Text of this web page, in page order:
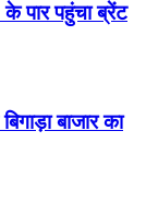
पार पहुंचा ब्रेंट
बाजार का